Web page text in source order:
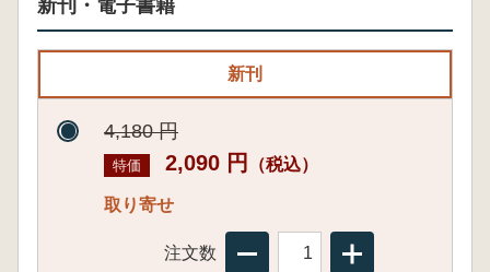
新刊・電子書籍
新刊
4,180 円
特価 2,090 円 （税込）
取り寄せ
注文数